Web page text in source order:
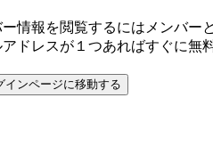
ー情報を閲覧するにはメンバー
アドレスが１つあればすぐに無